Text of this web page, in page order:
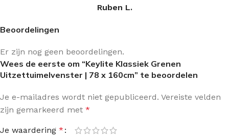
Ruben L.
Beoordelingen
Er zijn nog geen beoordelingen.
Wees de eerste om “Keylite Klassiek Grenen
Uitzettuimelvenster | 78 x 160cm” te beoordelen
Je e-mailadres wordt niet gepubliceerd. Vereiste velden
zijn gemarkeerd met *
Je waardering *